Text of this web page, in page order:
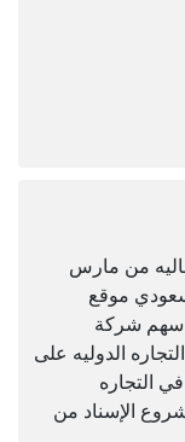
من مارس
موقع
سهم شركة
الدوليه على
التجاره
الإسناد من